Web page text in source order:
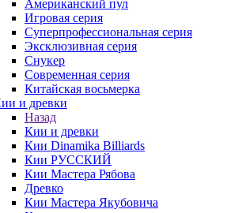
Американский пул
Игровая серия
Суперпрофессиональная серия
Эксклюзивная серия
Снукер
Современная серия
Китайская восьмерка
и древки
Назад
Кии и древки
Кии Dinamika Billiards
Кии РУССКИЙ
Кии Мастера Рябова
Древко
Кии Мастера Якубовича